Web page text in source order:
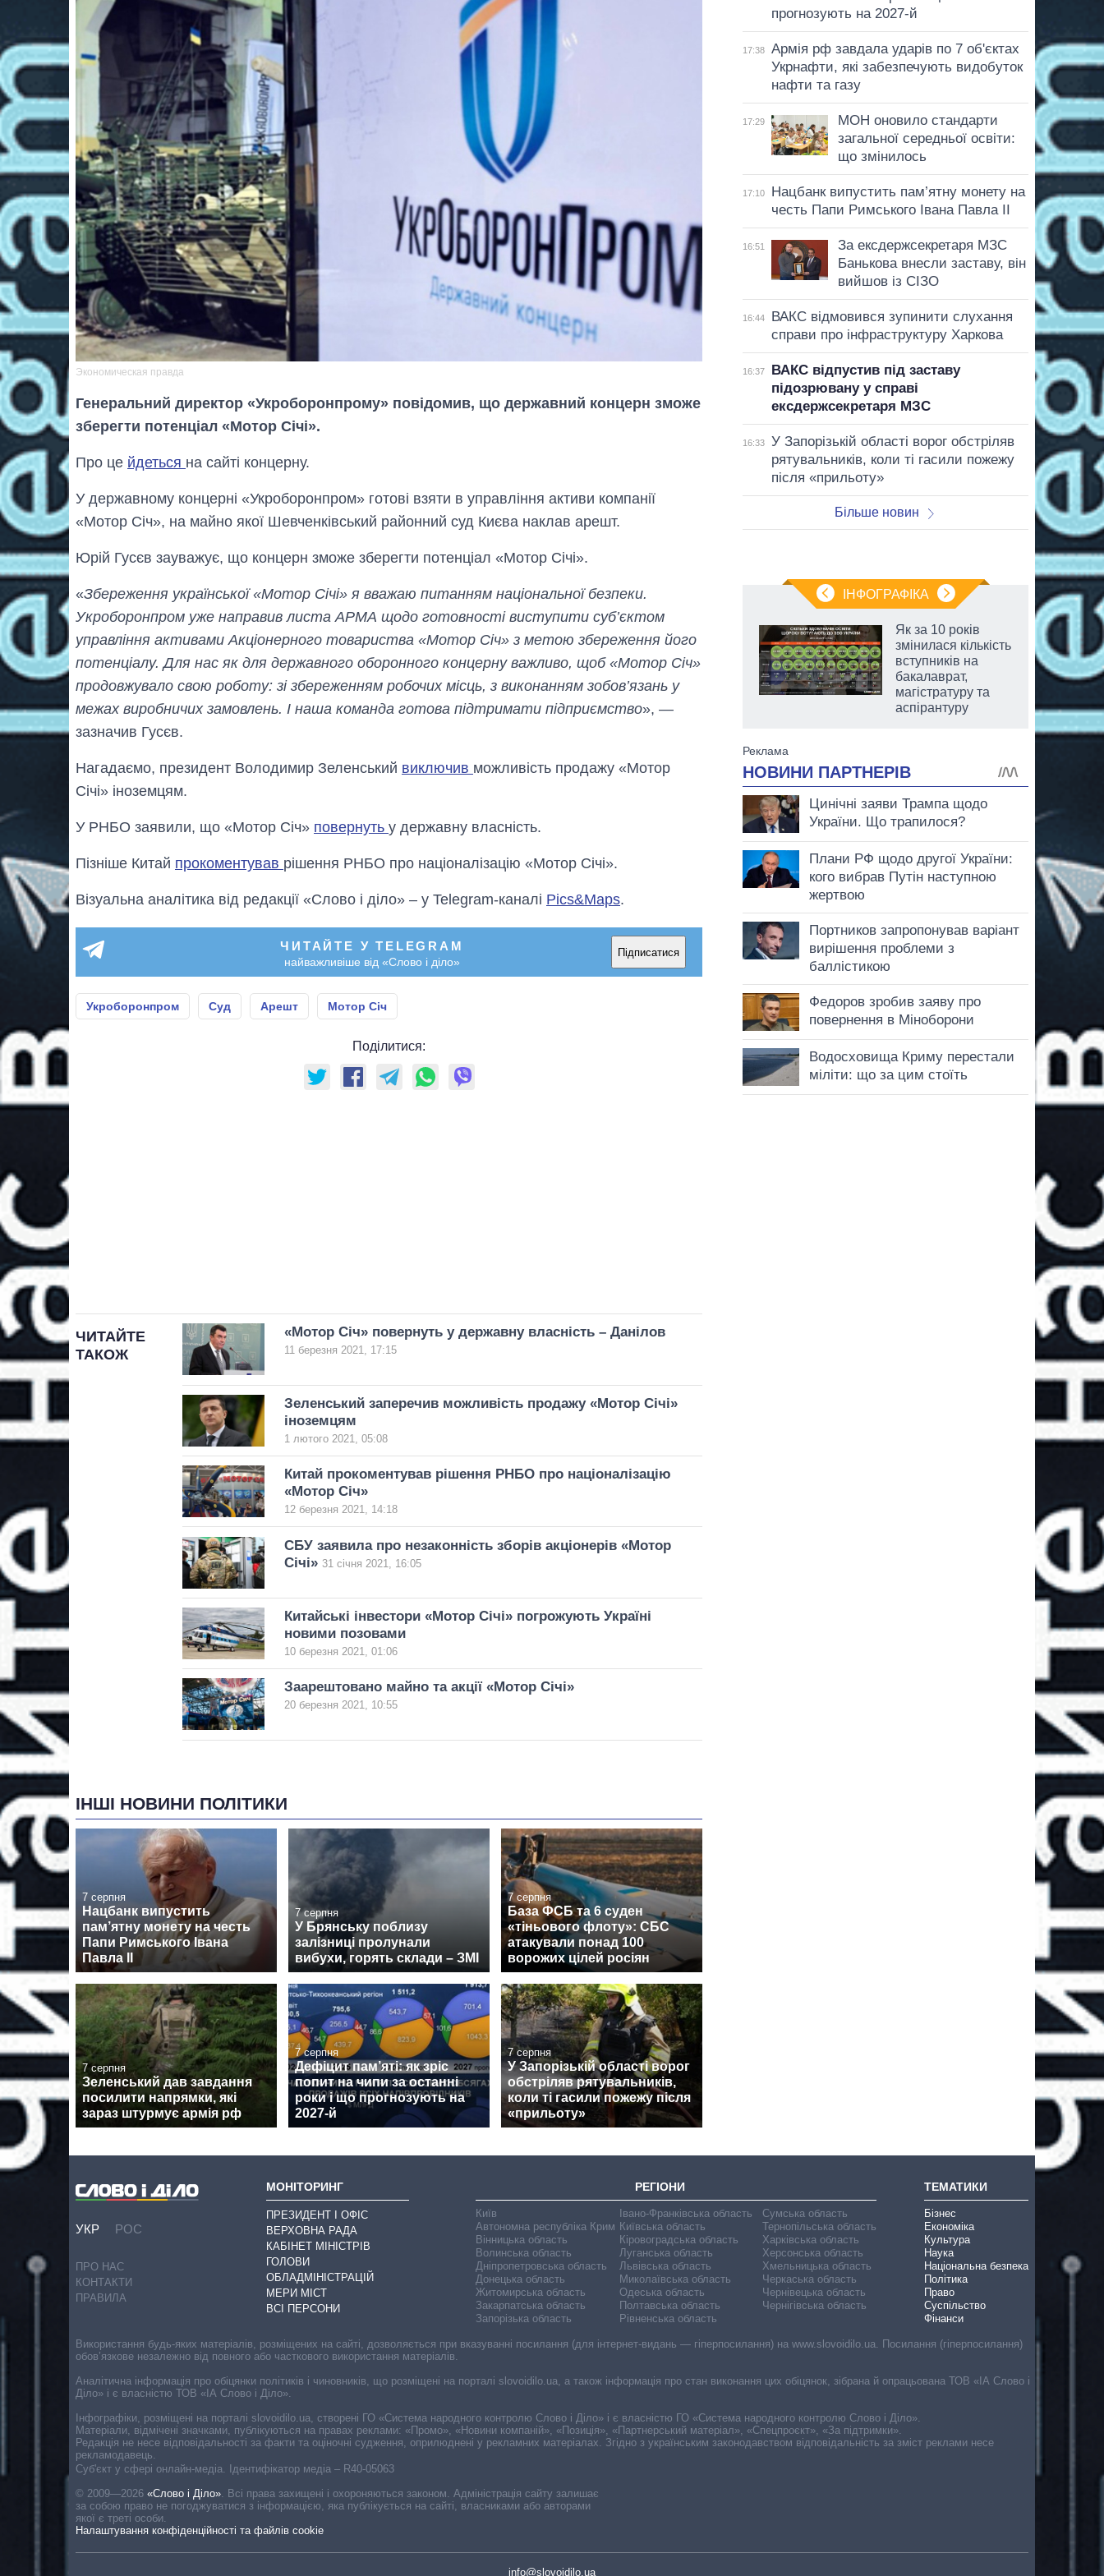
Экономическая правда
Генеральний директор «Укроборонпрому» повідомив, що державний концерн зможе
зберегти потенціал «Мотор Січі».
Про це йдеться на сайті концерну.
У державному концерні «Укроборонпром» готові взяти в управління активи компанії
«Мотор Січ», на майно якої Шевченківський районний суд Києва наклав арешт.
Юрій Гусєв зауважує, що концерн зможе зберегти потенціал «Мотор Січі».
«Збереження української «Мотор Січі» я вважаю питанням національної безпеки.
Укроборонпром уже направив листа АРМА щодо готовності виступити суб’єктом
управління активами Акціонерного товариства «Мотор Січ» з метою збереження його
потенціалу. Для нас як для державного оборонного концерну важливо, щоб «Мотор Січ»
продовжувало свою роботу: зі збереженням робочих місць, з виконанням зобов’язань у
межах виробничих замовлень. І наша команда готова підтримати підприємство», —
зазначив Гусєв.
Нагадаємо, президент Володимир Зеленський виключив можливість продажу «Мотор
Січі» іноземцям.
У РНБО заявили, що «Мотор Січ» повернуть у державну власність.
Пізніше Китай прокоментував рішення РНБО про націоналізацію «Мотор Січі».
Візуальна аналітика від редакції «Слово і діло» – у Telegram-каналі Pics&Maps.
ЧИТАЙТЕ У TELEGRAM
найважливіше від «Слово і діло»
Підписатися
Укроборонпром Суд Арешт Мотор Січ
Поділитися:
ЧИТАЙТЕ
ТАКОЖ
«Мотор Січ» повернуть у державну власність – Данілов
11 березня 2021, 17:15
Зеленський заперечив можливість продажу «Мотор Січі»
іноземцям
1 лютого 2021, 05:08
Китай прокоментував рішення РНБО про націоналізацію
«Мотор Січ»
12 березня 2021, 14:18
СБУ заявила про незаконність зборів акціонерів «Мотор
Січі» 31 січня 2021, 16:05
Китайські інвестори «Мотор Січі» погрожують Україні
новими позовами
10 березня 2021, 01:06
Заарештовано майно та акції «Мотор Січі»
20 березня 2021, 10:55
ІНШІ НОВИНИ ПОЛІТИКИ
7 серпня
Нацбанк випустить
пам’ятну монету на честь
Папи Римського Івана
Павла II
7 серпня
У Брянську поблизу
залізниці пролунали
вибухи, горять склади – ЗМІ
7 серпня
База ФСБ та 6 суден
«тіньового флоту»: СБС
атакували понад 100
ворожих цілей росіян
7 серпня
Зеленський дав завдання
посилити напрямки, які
зараз штурмує армія рф
7 серпня
Дефіцит пам’яті: як зріс
попит на чипи за останні
роки і що прогнозують на
2027-й
7 серпня
У Запорізькій області ворог
обстріляв рятувальників,
коли ті гасили пожежу після
«прильоту»
прогнозують на 2027-й
17:38
Армія рф завдала ударів по 7 об'єктах
Укрнафти, які забезпечують видобуток
нафти та газу
17:29
МОН оновило стандарти
загальної середньої освіти:
що змінилось
17:10
Нацбанк випустить пам’ятну монету на
честь Папи Римського Івана Павла II
16:51
За ексдержсекретаря МЗС
Банькова внесли заставу, він
вийшов із СІЗО
16:44
ВАКС відмовився зупинити слухання
справи про інфраструктуру Харкова
16:37
ВАКС відпустив під заставу
підозрювану у справі
ексдержсекретаря МЗС
16:33
У Запорізькій області ворог обстріляв
рятувальників, коли ті гасили пожежу
після «прильоту»
Більше новин
ІНФОГРАФІКА
ударів по Україні
за літо: Київ та
головною ціллю
рф
Як за 10 років
змінилася кількість
вступників на
бакалаврат,
магістратуру та
аспірантуру
УКР РОС
ПРО НАС
КОНТАКТИ
ПРАВИЛА
МОНІТОРИНГ
ПРЕЗИДЕНТ І ОФІС
ВЕРХОВНА РАДА
КАБІНЕТ МІНІСТРІВ
ГОЛОВИ
ОБЛАДМІНІСТРАЦІЙ
МЕРИ МІСТ
ВСІ ПЕРСОНИ
РЕГІОНИ
Київ
Автономна республіка Крим
Вінницька область
Волинська область
Дніпропетровська область
Донецька область
Житомирська область
Закарпатська область
Запорізька область
Івано-Франківська область
Київська область
Кіровоградська область
Луганська область
Львівська область
Миколаївська область
Одеська область
Полтавська область
Рівненська область
Сумська область
Тернопільська область
Харківська область
Херсонська область
Хмельницька область
Черкаська область
Чернівецька область
Чернігівська область
ТЕМАТИКИ
Бізнес
Економіка
Культура
Наука
Національна безпека
Політика
Право
Суспільство
Фінанси
Cуб'єкт у сфері онлайн-медіа. Ідентифікатор медіа – R40-05063
© 2009—2026 «Слово і Діло»
Всі права захищені і охороняються законом. Адміністрація сайту залишає
за собою право не погоджуватися з інформацією, яка публікується на сайті, власниками або авторами
якої є треті особи.
Налаштування конфіденційності та файлів cookie
info@slovoidilo.ua
Використання будь-яких матеріалів, розміщених на сайті, дозволяється при вказуванні посилання (для інтернет-видань — гіперпосилання) на www.slovoidilo.ua. Посилання (гіперпосилання)
обов’язкове незалежно від повного або часткового використання матеріалів.
Аналітична інформація про обіцянки політиків і чиновників, що розміщені на порталі slovoidilo.ua, а також інформація про стан виконання цих обіцянок, зібрана й опрацьована ТОВ «ІА Слово і
Діло» і є власністю ТОВ «ІА Слово і Діло».
Інфографіки, розміщені на порталі slovoidilo.ua, створені ГО «Система народного контролю Слово і Діло» і є власністю ГО «Система народного контролю Слово і Діло».
Матеріали, відмічені значками, публікуються на правах реклами: «Промо», «Новини компаній», «Позиція», «Партнерський матеріал», «Спецпроєкт», «За підтримки».
Редакція не несе відповідальності за факти та оціночні судження, оприлюднені у рекламних матеріалах. Згідно з українським законодавством відповідальність за зміст реклами несе
рекламодавець.